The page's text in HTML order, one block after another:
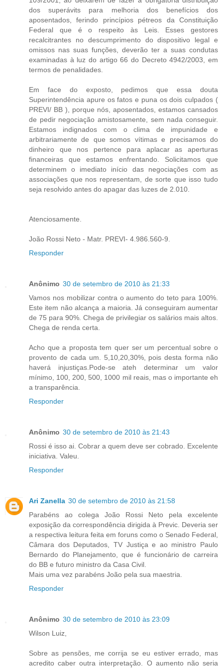
dos superávits para melhoria dos benefícios dos
aposentados, ferindo princípios pétreos da Constituição
Federal que é o respeito às Leis. Esses gestores
recalcitrantes no descumprimento do dispositivo legal e
omissos nas suas funções, deverão ter a suas condutas
examinadas à luz do artigo 66 do Decreto 4942/2003, em
termos de penalidades.
Em face do exposto, pedimos que essa douta
Superintendência apure os fatos e puna os dois culpados (
PREVI/ BB ), porque nós, aposentados, estamos cansados
de pedir negociação amistosamente, sem nada conseguir.
Estamos indignados com o clima de impunidade e
arbitrariamente de que somos vítimas e precisamos do
dinheiro que nos pertence para aplacar as aperturas
financeiras que estamos enfrentando. Solicitamos que
determinem o imediato início das negociações com as
associações que nos representam, de sorte que isso tudo
seja resolvido antes do apagar das luzes de 2.010.
Atenciosamente.
João Rossi Neto - Matr. PREVI- 4.986.560-9.
Responder
Anônimo 30 de setembro de 2010 às 21:33
Vamos nos mobilizar contra o aumento do teto para 100%.
Este item não alcança a maioria. Já conseguiram aumentar
de 75 para 90%. Chega de privilegiar os salários mais altos.
Chega de renda certa.
Acho que a proposta tem quer ser um percentual sobre o
provento de cada um. 5,10,20,30%, pois desta forma não
haverá injustiças.Pode-se ateh determinar um valor
mínimo, 100, 200, 500, 1000 mil reais, mas o importante eh
a transparência.
Responder
Anônimo 30 de setembro de 2010 às 21:43
Rossi é isso ai. Cobrar a quem deve ser cobrado. Excelente
iniciativa. Valeu.
Responder
Ari Zanella 30 de setembro de 2010 às 21:58
Parabéns ao colega João Rossi Neto pela excelente
exposição da correspondência dirigida à Previc. Deveria ser
a respectiva leitura feita em foruns como o Senado Federal,
Câmara dos Deputados, TV Justiça e ao ministro Paulo
Bernardo do Planejamento, que é funcionário de carreira
do BB e futuro ministro da Casa Civil.
Mais uma vez parabéns João pela sua maestria.
Responder
Anônimo 30 de setembro de 2010 às 23:09
Wilson Luiz,
Sobre as pensões, me corrija se eu estiver errado, mas
acredito caber outra interpretação. O aumento não seria